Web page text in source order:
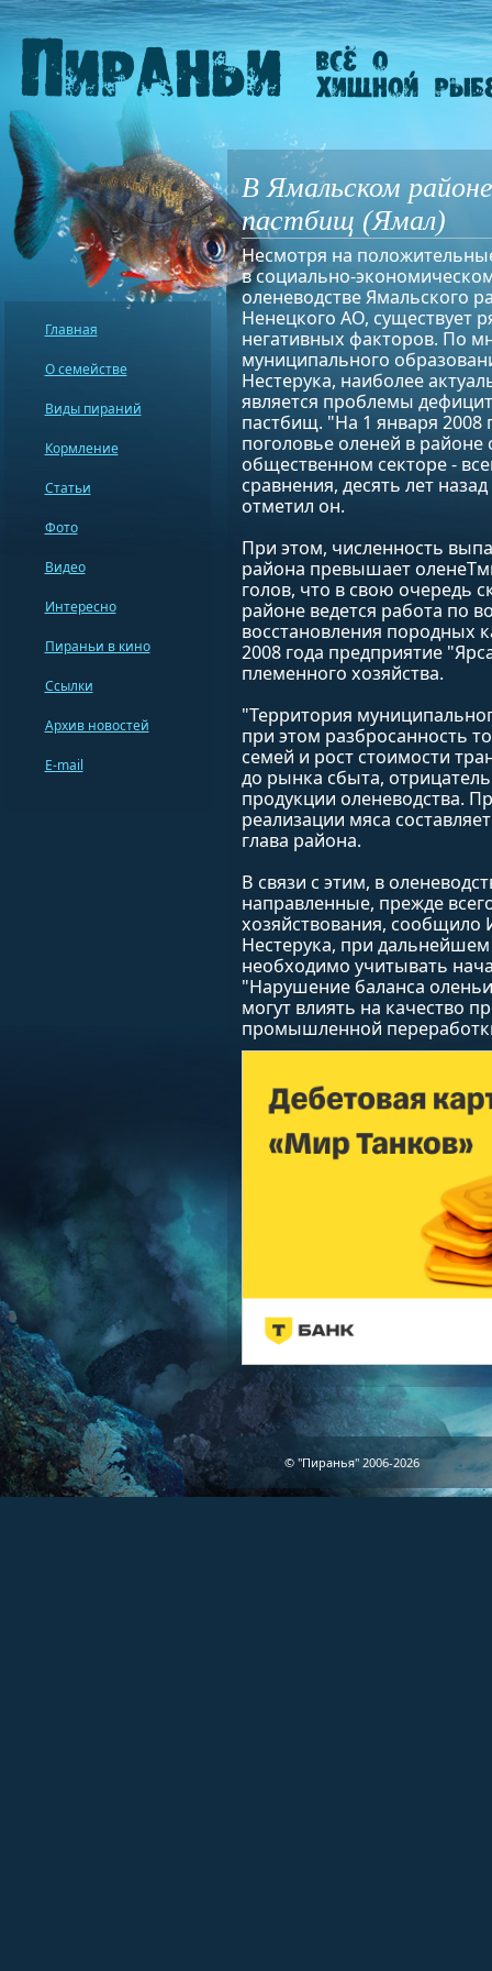
В Ямальском
пастбищ (Ямал)
Несмотря на
в социально-
оленеводстве Ямальского
Ненецкого АО, существует
негативных факторов. По
муниципального
Нестерука, наиболее
является проблемы
пастбищ. "На 1 января 2008
поголовье оленей в районе
общественном секторе -
сравнения, десять лет
отметил он.
При этом, численность
района превышает
голов, что в свою очередь
районе ведется работа по
восстановления породных
2008 года предприятие
племенного хозяйства.
"Территория
при этом разбросанность
семей и рост стоимости
до рынка сбыта,
продукции оленеводства.
реализации мяса
глава района.
В связи с этим, в
направленные, прежде
хозяйствования,
Нестерука, при
необходимо учитывать
"Нарушение баланса
могут влиять на качество
промышленной
Главная
О семействе
Виды пираний
Кормление
Статьи
Фото
Видео
Интересно
Пираньи в кино
Ссылки
Архив новостей
E-mail
© "Пиранья" 2006-2026